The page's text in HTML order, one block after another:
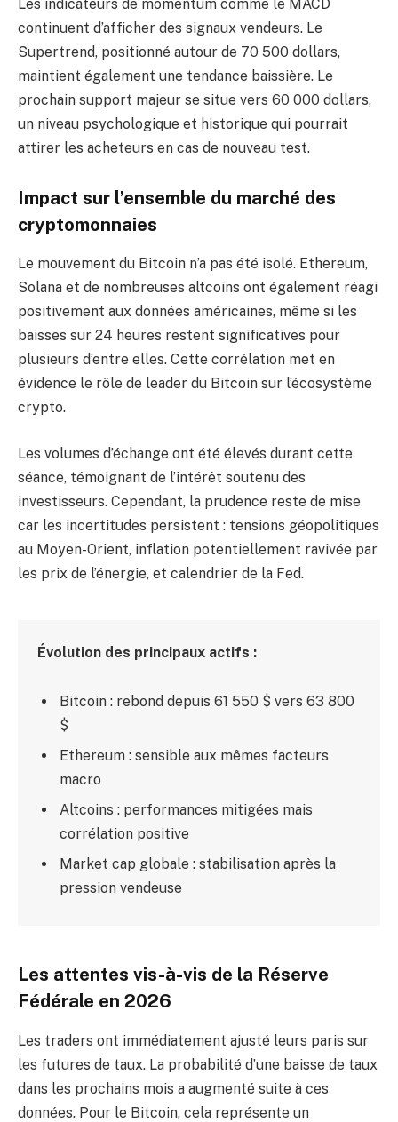
Les indicateurs de momentum comme le MACD
continuent d’afficher des signaux vendeurs. Le
Supertrend, positionné autour de 70 500 dollars,
maintient également une tendance baissière. Le
prochain support majeur se situe vers 60 000 dollars,
un niveau psychologique et historique qui pourrait
attirer les acheteurs en cas de nouveau test.
Impact sur l’ensemble du marché des
cryptomonnaies
Le mouvement du Bitcoin n’a pas été isolé. Ethereum,
Solana et de nombreuses altcoins ont également réagi
positivement aux données américaines, même si les
baisses sur 24 heures restent significatives pour
plusieurs d’entre elles. Cette corrélation met en
évidence le rôle de leader du Bitcoin sur l’écosystème
crypto.
Les volumes d’échange ont été élevés durant cette
séance, témoignant de l’intérêt soutenu des
investisseurs. Cependant, la prudence reste de mise
car les incertitudes persistent : tensions géopolitiques
au Moyen-Orient, inflation potentiellement ravivée par
les prix de l’énergie, et calendrier de la Fed.
Évolution des principaux actifs :
Bitcoin : rebond depuis 61 550 $ vers 63 800
$
Ethereum : sensible aux mêmes facteurs
macro
Altcoins : performances mitigées mais
corrélation positive
Market cap globale : stabilisation après la
pression vendeuse
Les attentes vis-à-vis de la Réserve
Fédérale en 2026
Les traders ont immédiatement ajusté leurs paris sur
les futures de taux. La probabilité d’une baisse de taux
dans les prochains mois a augmenté suite à ces
données. Pour le Bitcoin, cela représente un